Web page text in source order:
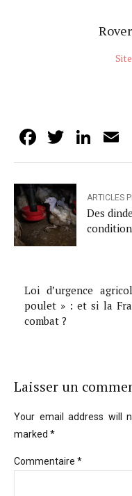
Rover
Facebook
Twitter
ARTICLES
Des
Loi d’urgence
poulet » : et si la
combat ?
Laisser un
Your email address will
marked *
Commentaire *